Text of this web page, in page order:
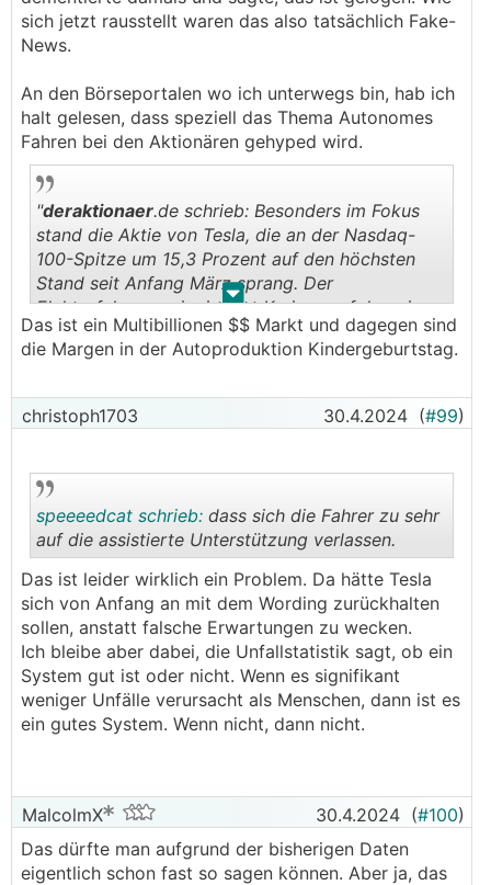
sich jetzt rausstellt waren das also tatsächlich Fake-
News.
An den Börseportalen wo ich unterwegs bin, hab ich
halt gelesen, dass speziell das Thema Autonomes
Fahren bei den Aktionären gehyped wird.
. .
"deraktionaer.de schrieb: Besonders im Fokus
stand die Aktie von Tesla, die an der Nasdaq-
100-Spitze um 15,3 Prozent auf den höchsten
Stand seit Anfang März sprang. Der
Elektrofahrzeugpionier hat Kreisen zufolge eine
wichtige Hürde für die Zulassung seiner
Fahrerassistenzsysteme im chinesischen Markt
Meilenstein für die Bewertung der Aktie.
Das ist ein Multibillionen $$ Markt und dagegen sind
die Margen in der Autoproduktion Kindergeburtstag.
christoph1703 30.4.2024 (#99)
..
speeeedcat schrieb: dass sich die Fahrer zu sehr
auf die assistierte Unterstützung verlassen.
Das ist leider wirklich ein Problem. Da hätte Tesla
sich von Anfang an mit dem Wording zurückhalten
sollen, anstatt falsche Erwartungen zu wecken.
Ich bleibe aber dabei, die Unfallstatistik sagt, ob ein
System gut ist oder nicht. Wenn es signifikant
weniger Unfälle verursacht als Menschen, dann ist es
ein gutes System. Wenn nicht, dann nicht.
MalcolmX 30.4.2024 (#100)
Das dürfte man aufgrund der bisherigen Daten
eigentlich schon fast so sagen können. Aber ja, das